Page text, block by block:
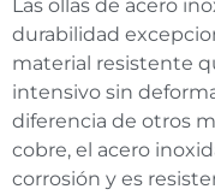
Las ollas de acero
durabilidad
material resistente
intensivo sin
diferencia de otros
cobre, el acero
corrosión y es